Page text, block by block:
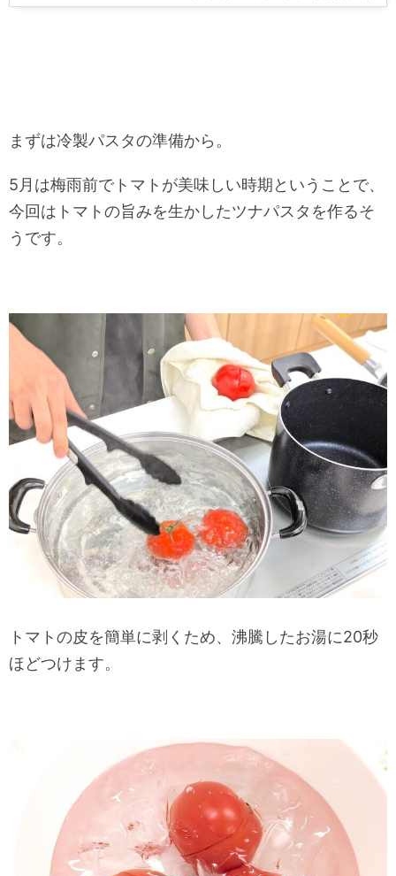
まずは冷製パスタの準備から。
5月は梅雨前でトマトが美味しい時期ということで、
今回はトマトの旨みを生かしたツナパスタを作るそ
うです。
トマトの皮を簡単に剥くため、沸騰したお湯に20秒
ほどつけます。